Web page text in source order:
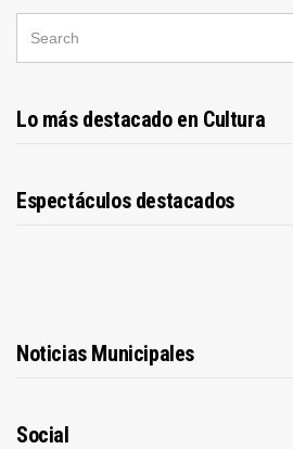
Lo más destacado en Cultura
Espectáculos destacados
Noticias Municipales
Social